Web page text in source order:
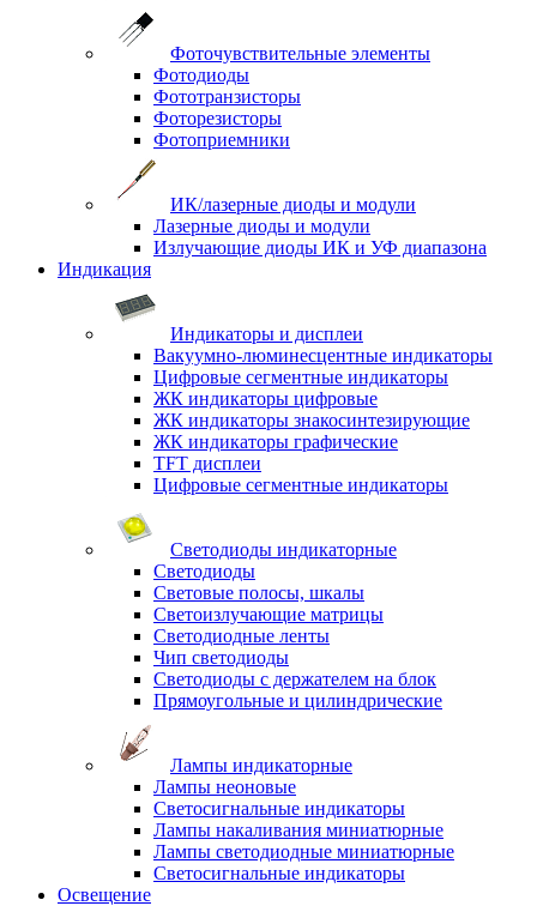
Фоточувствительные элементы
Фотодиоды
Фототранзисторы
Фоторезисторы
Фотоприемники
ИК/лазерные диоды и модули
Лазерные диоды и модули
Излучающие диоды ИК и УФ диапазона
Индикация
Индикаторы и дисплеи
Вакуумно-люминесцентные индикаторы
Цифровые сегментные индикаторы
ЖК индикаторы цифровые
ЖК индикаторы знакосинтезирующие
ЖК индикаторы графические
TFT дисплеи
Цифровые сегментные индикаторы
Светодиоды индикаторные
Светодиоды
Световые полосы, шкалы
Светоизлучающие матрицы
Светодиодные ленты
Чип светодиоды
Светодиоды с держателем на блок
Прямоугольные и цилиндрические
Лампы индикаторные
Лампы неоновые
Светосигнальные индикаторы
Лампы накаливания миниатюрные
Лампы светодиодные миниатюрные
Светосигнальные индикаторы
Освещение